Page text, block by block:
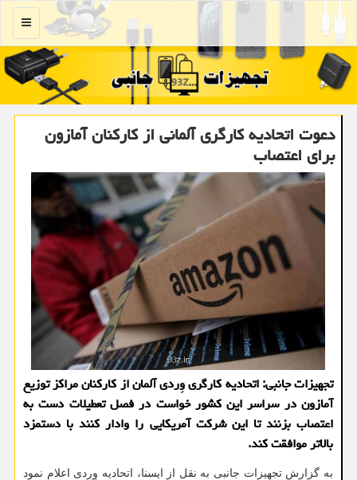
منو
دعوت اتحادیه کارگری آلمانی از کارکنان آمازون
برای اعتصاب
تجهیزات جانبی: اتحادیه کارگری وِردی آلمان از کارکنان مراکز توزیع
آمازون در سراسر این کشور خواست در فصل تعطیلات دست به
اعتصاب بزنند تا این شرکت آمریکایی را وادار کنند با دستمزد
بالاتر موافقت کند.
به گزارش تجهیزات جانبی به نقل از ایسنا، اتحادیه وِردی اعلام نمود